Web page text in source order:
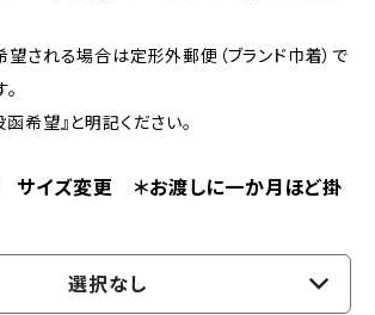
望される場合は定形外郵便（ブランド巾着）で
希望』と明記ください。
サイズ変更 ＊お渡しに一か月ほど掛
選択なし